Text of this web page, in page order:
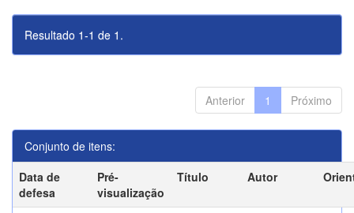
Resultado 1-1 de 1.
Anterior 1 Próximo
Conjunto de itens:
Data de
defesa
Pré-
visualização
Título Autor